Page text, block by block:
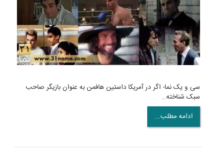
سی و یک نما- اگر در آمریکا داستین هافمن به عنوان بازیگر صاحب
سبک شناخته…
ادامه مطلب...